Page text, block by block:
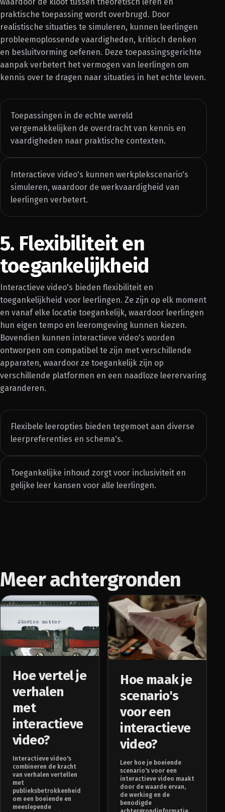
praktische toepassing wordt overbrugd. Door
realistische situaties te simuleren, kunnen leerlingen
probleemoplossende vaardigheden, kritisch denken
en besluitvorming oefenen. Deze toepassingsgerichte
aanpak verbetert het vermogen van leerlingen om
kennis over te dragen naar situaties in het echte leven.
Toepassingen in de echte wereld
vergemakkelijken de overdracht van kennis en
vaardigheden naar praktische contexten.
Interactieve video's kunnen werkplekscenario's
simuleren, waardoor de werkvaardigheid van
leerlingen verbetert.
5. Flexibiliteit en
toegankelijkheid
Interactieve video's bieden flexibiliteit en
toegankelijkheid voor leerlingen. Ze zijn op elk moment
en vanaf elke locatie toegankelijk, waardoor leerlingen
hun eigen tempo en leeromgeving kunnen kiezen.
Bovendien kunnen interactieve video's worden
ontworpen om compatibel te zijn met verschillende
apparaten, waardoor ze toegankelijk zijn op
verschillende platformen en een naadloze leerervaring
garanderen.
Flexibele leeropties bieden tegemoet aan diverse
leerpreferenties en schema's.
Toegankelijke inhoud zorgt voor inclusiviteit en
gelijke leer kansen voor alle leerlingen.
Meer achtergronden
Hoe vertel je
verhalen
met
interactieve
video?
Interactieve video's
combineren de kracht
van verhalen vertellen
met
publieksbetrokkenheid
om een boeiende en
meeslepende
Hoe maak je
scenario's
voor een
interactieve
video?
Leer hoe je boeiende
scenario's voor een
interactieve video maakt
door de waarde ervan,
de werking en de
benodigde